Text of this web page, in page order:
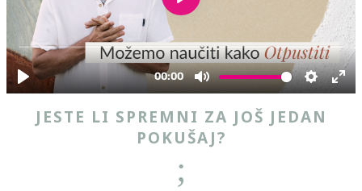
JESTE LI SPREMNI ZA JOŠ JEDAN
POKUŠAJ?
;